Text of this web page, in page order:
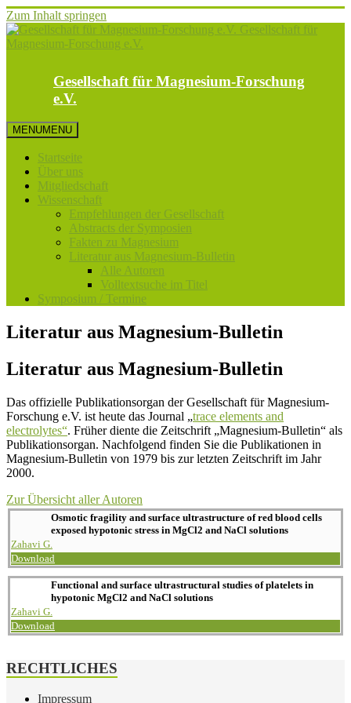
Zum Inhalt springen
Gesellschaft für Magnesium-Forschung
e.V.
MENUMENU
Startseite
Über uns
Mitgliedschaft
Wissenschaft
Empfehlungen der Gesellschaft
Abstracts der Symposien
Fakten zu Magnesium
Literatur aus Magnesium-Bulletin
Alle Autoren
Volltextsuche im Titel
Symposium / Termine
Literatur aus Magnesium-Bulletin
Literatur aus Magnesium-Bulletin
Das offizielle Publikationsorgan der Gesellschaft für Magnesium-
Forschung e.V. ist heute das Journal „trace elements and
electrolytes“. Früher diente die Zeitschrift „Magnesium-Bulletin“ als
Publikationsorgan. Nachfolgend finden Sie die Publikationen in
Magnesium-Bulletin von 1979 bis zur letzten Zeitschrift im Jahr
2000.
Zur Übersicht aller Autoren
Osmotic fragility and surface ultrastructure of red blood cells
exposed hypotonic stress in MgCl2 and NaCl solutions
Zahavi G.
Download
Functional and surface ultrastructural studies of platelets in
hypotonic MgCl2 and NaCl solutions
Zahavi G.
Download
RECHTLICHES
Impressum